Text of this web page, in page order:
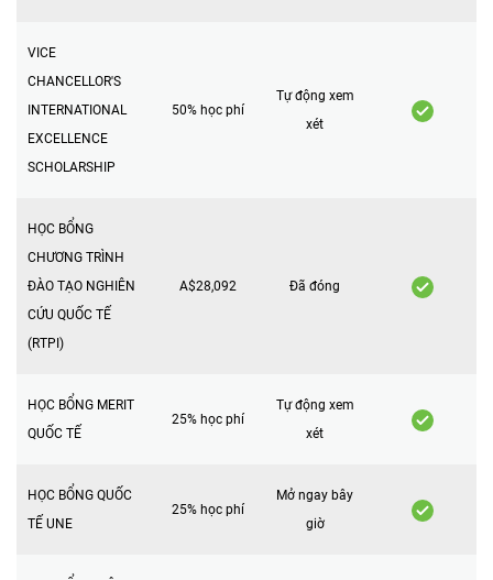
VICE
CHANCELLOR'S
INTERNATIONAL
EXCELLENCE
SCHOLARSHIP
50% học phí
Tự động xem
xét
HỌC BỔNG
CHƯƠNG TRÌNH
ĐÀO TẠO NGHIÊN
CỨU QUỐC TẾ
(RTPI)
A$28,092 Đã đóng
HỌC BỔNG MERIT
QUỐC TẾ
25% học phí
Tự động xem
xét
HỌC BỔNG QUỐC
TẾ UNE
25% học phí
Mở ngay bây
giờ